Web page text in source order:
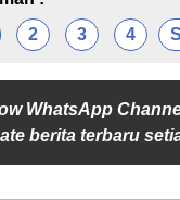
2 3 4
WhatsApp
berita terbaru